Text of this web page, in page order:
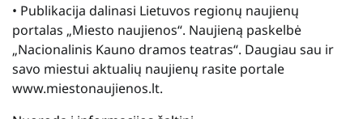
• Publikacija dalinasi Lietuvos regionų naujienų
portalas „Miesto naujienos“. Naujieną paskelbė
„Nacionalinis Kauno dramos teatras“. Daugiau sau ir
savo miestui aktualių naujienų rasite portale
www.miestonaujienos.lt.